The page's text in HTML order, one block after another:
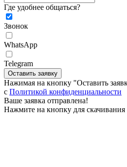
Где удобнее общаться?
Звонок
WhatsApp
Telegram
Оставить заявку
Нажимая на кнопку "Оставить
c Политикой конфиденциальности
Ваше заявка отправлена!
Нажмите на кнопку для скачивания